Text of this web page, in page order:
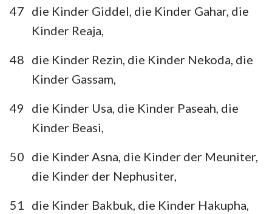
47 die Kinder Giddel, die Kinder Gahar, die
Kinder Reaja,
48 die Kinder Rezin, die Kinder Nekoda, die
Kinder Gassam,
49
die Kinder Usa, die Kinder Paseah, die
Kinder Beasi,
50 die Kinder Asna, die Kinder der Meuniter,
die Kinder der Nephusiter,
51
die Kinder Bakbuk, die Kinder Hakupha,